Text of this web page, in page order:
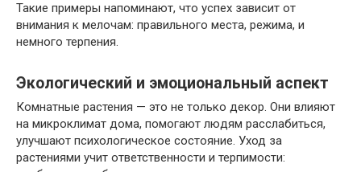
Такие примеры напоминают, что успех зависит от
внимания к мелочам: правильного места, режима, и
немного терпения.
Экологический и эмоциональный аспект
Комнатные растения — это не только декор. Они влияют
на микроклимат дома, помогают людям расслабиться,
улучшают психологическое состояние. Уход за
растениями учит ответственности и терпимости: